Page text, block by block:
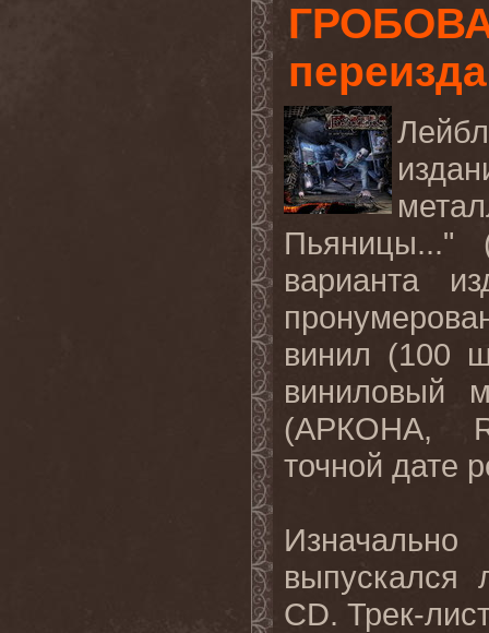
Пьяницы..."
варианта
винил (100
виниловый
(АРКОНА,
точной дате
выпускался
CD. Трек-